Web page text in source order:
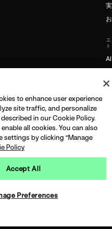
ト
© 2026 DATAROBOT, INC -
to enhance user experience
site traffic, and personalize
in our Cookie Policy.
all cookies. You can also
settings by clicking “Manage
Policy
Accept All
Preferences